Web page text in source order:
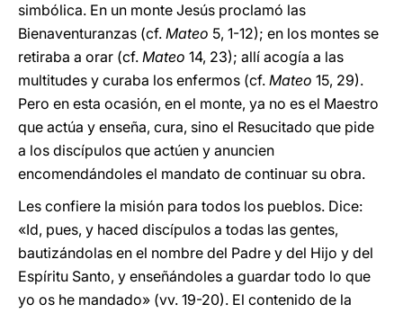
simbólica. En un monte Jesús proclamó las
Bienaventuranzas (cf. Mateo 5, 1-12); en los montes se
retiraba a orar (cf. Mateo 14, 23); allí acogía a las
multitudes y curaba los enfermos (cf. Mateo 15, 29).
Pero en esta ocasión, en el monte, ya no es el Maestro
que actúa y enseña, cura, sino el Resucitado que pide
a los discípulos que actúen y anuncien
encomendándoles el mandato de continuar su obra.
Les confiere la misión para todos los pueblos. Dice:
«Id, pues, y haced discípulos a todas las gentes,
bautizándolas en el nombre del Padre y del Hijo y del
Espíritu Santo, y enseñándoles a guardar todo lo que
yo os he mandado» (vv. 19-20). El contenido de la